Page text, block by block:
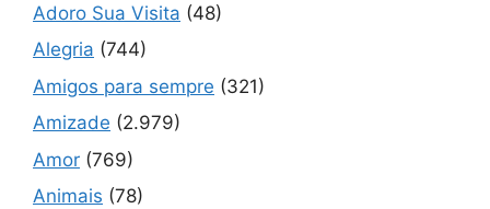
Adoro Sua Visita (48)
Alegria (744)
Amigos para sempre (321)
Amizade (2.979)
Amor (769)
Animais (78)